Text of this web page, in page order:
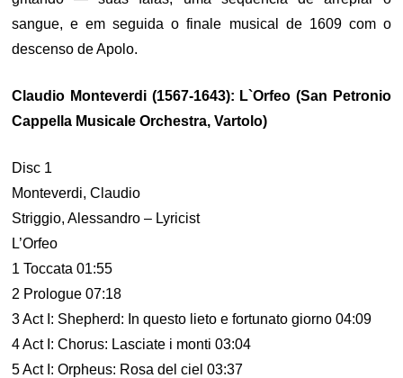
sangue, e em seguida o finale musical de 1609 com o
descenso de Apolo.
Claudio Monteverdi (1567-1643): L`Orfeo (San Petronio
Cappella Musicale Orchestra, Vartolo)
Disc 1
Monteverdi, Claudio
Striggio, Alessandro – Lyricist
L’Orfeo
1 Toccata 01:55
2 Prologue 07:18
3 Act I: Shepherd: In questo lieto e fortunato giorno 04:09
4 Act I: Chorus: Lasciate i monti 03:04
5 Act I: Orpheus: Rosa del ciel 03:37